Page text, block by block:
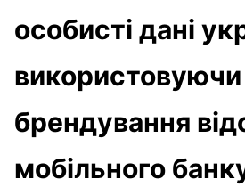
особисті дані
використовуючи
брендування
мобільного